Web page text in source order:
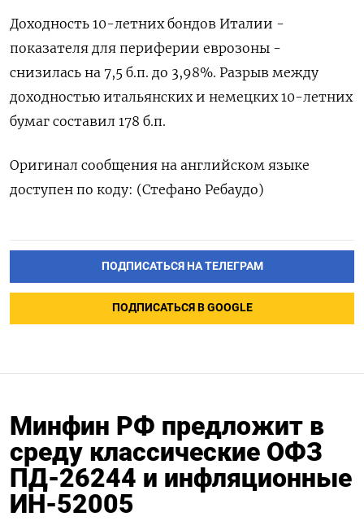
Доходность 10-летних бондов Италии -
показателя для периферии еврозоны -
снизилась на 7,5 б.п. до 3,98%. Разрыв между
доходностью итальянских и немецких 10-летних
бумаг составил 178 б.п.
Оригинал сообщения на английском языке
доступен по коду: (Стефано Ребаудо)
ПОДПИСАТЬСЯ НА ТЕЛЕГРАМ
ПОДПИСАТЬСЯ В GOOGLE
Минфин РФ предложит в
среду классические ОФЗ
ПД-26244 и инфляционные
ИН-52005